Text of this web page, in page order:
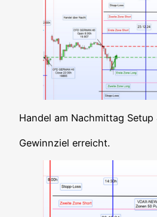
Han­del am Nach­mit­tag Set­up
Gewinn­ziel erreicht.